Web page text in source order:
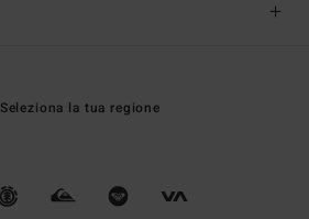
Seleziona la tua regione